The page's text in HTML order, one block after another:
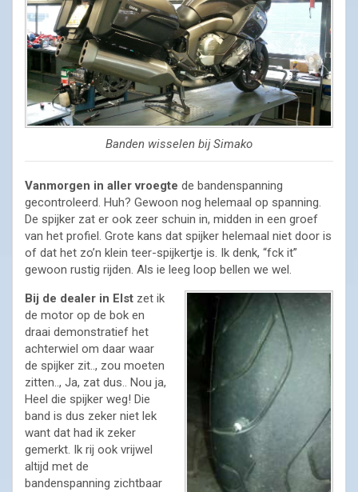
Banden wisselen bij Simako
Vanmorgen in aller vroegte de bandenspanning
gecontroleerd. Huh? Gewoon nog helemaal op spanning.
De spijker zat er ook zeer schuin in, midden in een groef
van het profiel. Grote kans dat spijker helemaal niet door is
of dat het zo’n klein teer-spijkertje is. Ik denk, “fck it”
gewoon rustig rijden. Als ie leeg loop bellen we wel.
Bij de dealer in Elst zet ik
de motor op de bok en
draai demonstratief het
achterwiel om daar waar
de spijker zit.., zou moeten
zitten.., Ja, zat dus.. Nou ja,
Heel die spijker weg! Die
band is dus zeker niet lek
want dat had ik zeker
gemerkt. Ik rij ook vrijwel
altijd met de
bandenspanning zichtbaar